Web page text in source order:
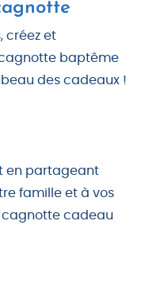
créez et
baptême
des cadeaux !
en partageant
famille et à vos
cagnotte cadeau